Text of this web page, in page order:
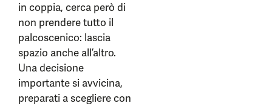
in coppia, cerca però di
non prendere tutto il
palcoscenico: lascia
spazio anche all’altro.
Una decisione
importante si avvicina,
preparati a scegliere con